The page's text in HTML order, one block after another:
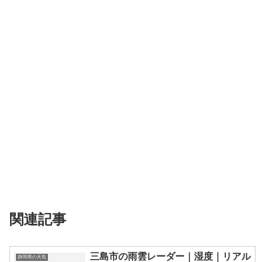
関連記事
静岡県の天気
三島市の雨雲レーダー｜湿度｜リアル